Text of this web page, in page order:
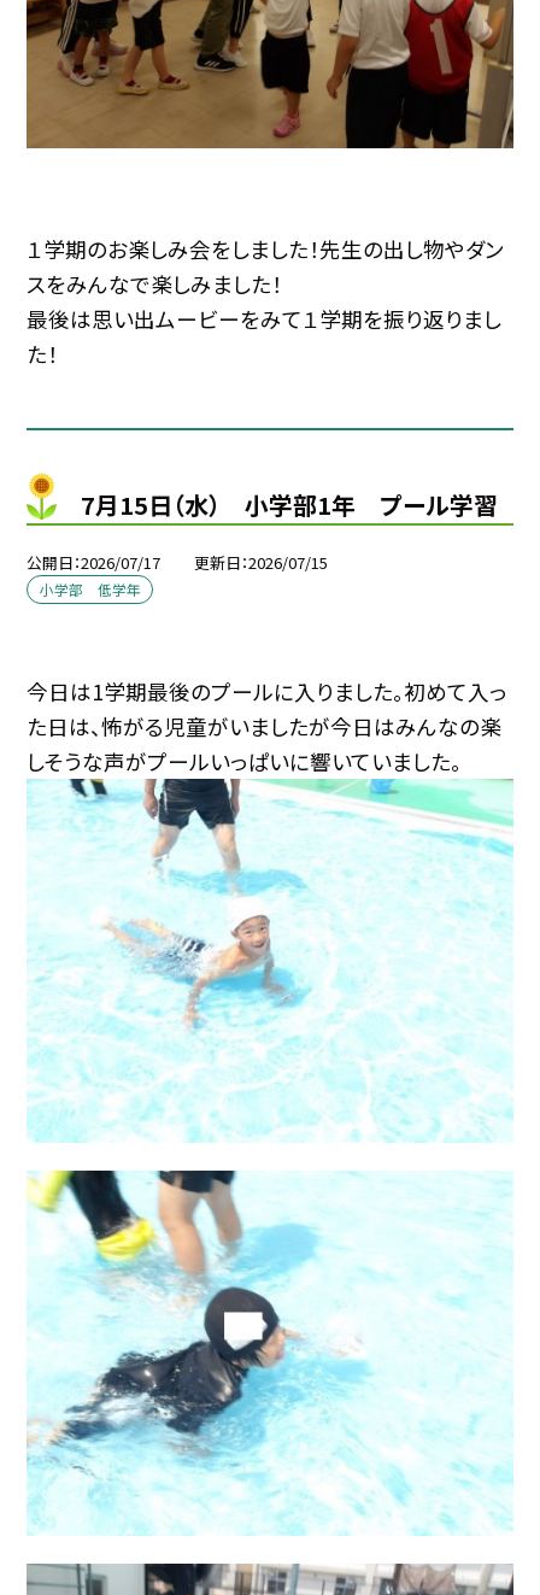
１学期のお楽しみ会をしました！先生の出し物やダン
スをみんなで楽しみました！
最後は思い出ムービーをみて１学期を振り返りまし
た！
7月15日（水） 小学部1年 プール学習
公開日 2026/07/17 更新日 2026/07/15
小学部 低学年
今日は1学期最後のプールに入りました。初めて入っ
た日は、怖がる児童がいましたが今日はみんなの楽
しそうな声がプールいっぱいに響いていました。